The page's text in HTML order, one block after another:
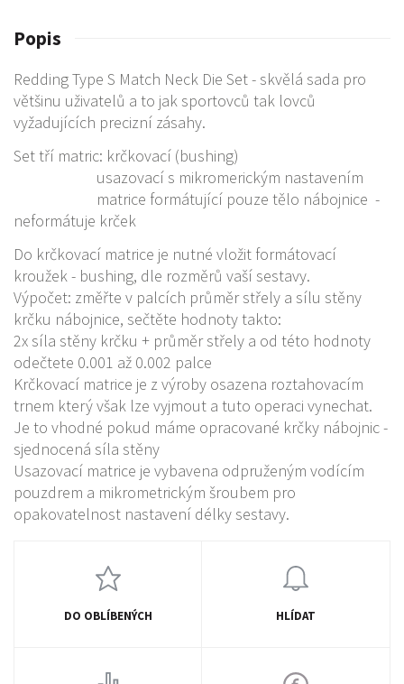
Popis
Redding Type S Match Neck Die Set - skvělá sada pro
většinu uživatelů a to jak sportovců tak lovců
vyžadujících precizní zásahy.
Set tří matric: krčkovací (bushing)
usazovací s mikromerickým nastavením
matrice formátující pouze tělo nábojnice -
neformátuje krček
Do krčkovací matrice je nutné vložit formátovací
kroužek - bushing, dle rozměrů vaší sestavy.
Výpočet: změřte v palcích průměr střely a sílu stěny
krčku nábojnice, sečtěte hodnoty takto:
2x síla stěny krčku + průměr střely a od této hodnoty
odečtete 0.001 až 0.002 palce
Krčkovací matrice je z výroby osazena roztahovacím
trnem který však lze vyjmout a tuto operaci vynechat.
Je to vhodné pokud máme opracované krčky nábojnic -
sjednocená síla stěny
Usazovací matrice je vybavena odpruženým vodícím
pouzdrem a mikrometrickým šroubem pro
opakovatelnost nastavení délky sestavy.
DO OBLÍBENÝCH HLÍDAT